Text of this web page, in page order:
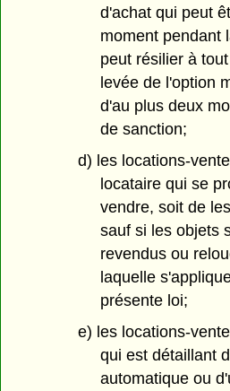
d'achat qui peut
moment pendant
peut résilier à
levée de l'option
d'au plus deux
de sanction;
d) les locations-
locataire qui se
vendre, soit de
sauf si les objets
revendus ou
laquelle
présente loi;
e) les locations-
qui est détaillant
automatique ou